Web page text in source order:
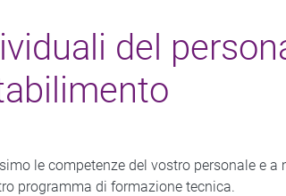
del
le competenze del vostro personale e a
programma di formazione tecnica.